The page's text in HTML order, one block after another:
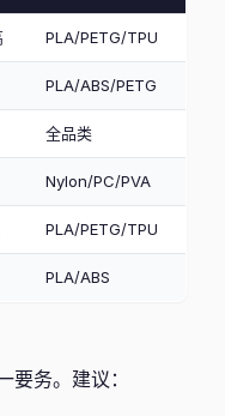
PLA/PETG/TPU
PLA/ABS/PETG
全品类
Nylon/PC/PVA
PLA/PETG/TPU
PLA/ABS
务。建议：